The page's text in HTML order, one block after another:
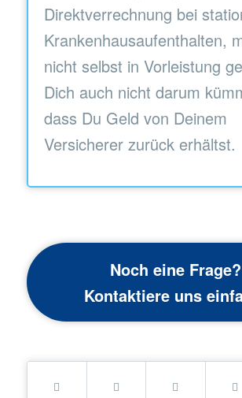
Direktverrechnung bei
Krankenhausaufenthalten,
nicht selbst in Vorleistung
Dich auch nicht darum
dass Du Geld von Deinem
Versicherer zurück erhältst.
Noch eine Frage?
Kontaktiere uns